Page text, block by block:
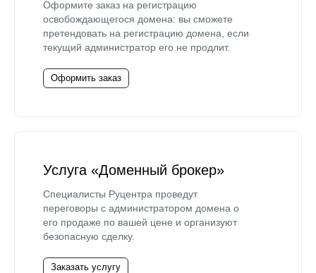
Оформите заказ на регистрацию
освобождающегося домена: вы сможете
претендовать на регистрацию домена, если
текущий администратор его не продлит.
Оформить заказ
Услуга «Доменный брокер»
Специалисты Руцентра проведут
переговоры с администратором домена о
его продаже по вашей цене и организуют
безопасную сделку.
Заказать услугу